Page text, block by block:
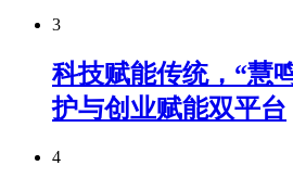
3
科技赋能传统，“慧
护与创业赋能双平台
4